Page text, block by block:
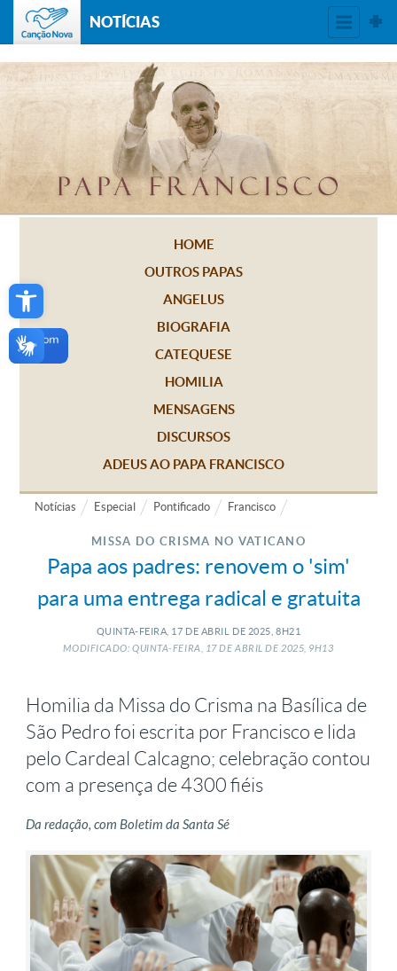
Open toolbar
NOTÍCIAS
HOME
OUTROS PAPAS
ANGELUS
BIOGRAFIA
CATEQUESE
HOMILIA
MENSAGENS
DISCURSOS
ADEUS AO PAPA FRANCISCO
Notícias Especial Pontificado Francisco
MISSA DO CRISMA NO VATICANO
Papa aos padres: renovem o 'sim'
para uma entrega radical e gratuita
QUINTA-FEIRA, 17 DE ABRIL DE 2025, 8H21
MODIFICADO: QUINTA-FEIRA, 17DEABRIL DE2025, 9H13
Homilia da Missa do Crisma na Basílica de
São Pedro foi escrita por Francisco e lida
pelo Cardeal Calcagno; celebração contou
com a presença de 4300 fiéis
Da redação, com Boletim da Santa Sé